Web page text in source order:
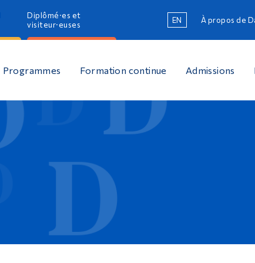
Diplômé·es et
visiteur·euses
EN À propos de
Programmes Formation continue Admissions